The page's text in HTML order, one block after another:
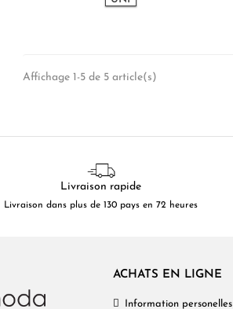
Affichage 1-5 de 5 article(s)
Livraison rapide
Livraison dans plus de 130 pays en 72 heures
ACHATS EN LIGNE
Information personelles